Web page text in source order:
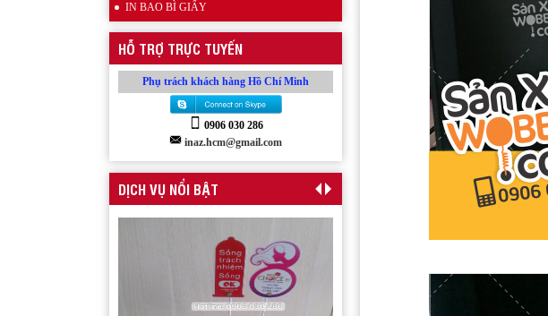
IN BAO BÌ GIẤY
HỖ TRỢ TRỰC TUYẾN
Phụ trách khách hàng Hồ Chí Minh
0906 030 286
inaz.hcm@gmail.com
DỊCH VỤ NỔI BẬT
Kẹp quảng cáo thân nhựa PVC
Wobbler quảng cáo để bàn 2 thân